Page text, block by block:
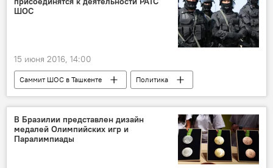
ШОС
15 июня 2016, 14:00
Саммит ШОС в Ташкенте Политика
В Бразилии представлен дизайн
медалей Олимпийских игр и
Паралимпиады